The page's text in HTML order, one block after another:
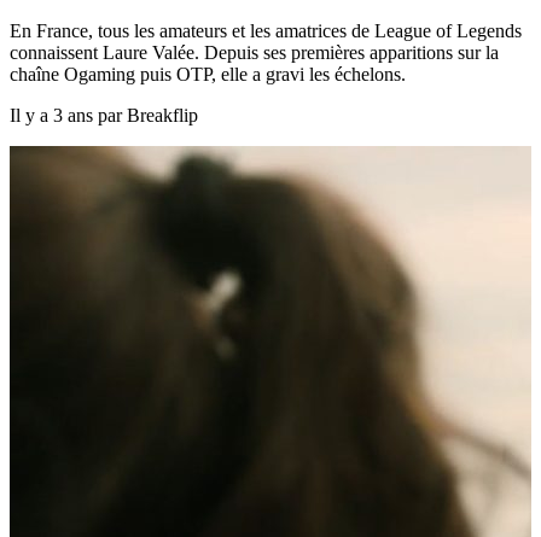
En France, tous les amateurs et les amatrices de League of Legends
connaissent Laure Valée. Depuis ses premières apparitions sur la
chaîne Ogaming puis OTP, elle a gravi les échelons.
Il y a 3 ans par Breakflip